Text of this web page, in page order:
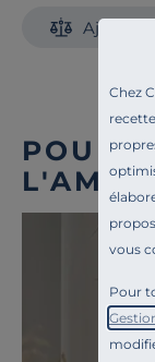
Chez
vous
Pour
Ajouter
POUR